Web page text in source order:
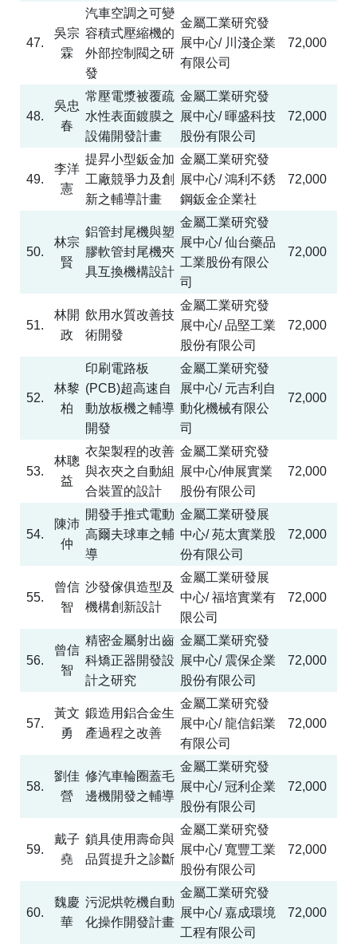
47.
吳宗
霖
汽車空調之可變
容積式壓縮機的
外部控制閥之研
發
金屬工業研究發
展中心/ 川淺企業
有限公司
72,000
48.
吳忠
春
常壓電漿被覆疏
水性表面鍍膜之
設備開發計畫
金屬工業研究發
展中心/ 暉盛科技
股份有限公司
72,000
49.
李洋
憲
提昇小型鈑金加
工廠競爭力及創
新之輔導計畫
金屬工業研究發
展中心/鴻利不銹
鋼鈑金企業社
72,000
50.
林宗
賢
鋁管封尾機與塑
膠軟管封尾機夾
具互換機構設計
金屬工業研究發
展中心/仙台藥品
工業股份有限公
司
72,000
51.
林開
政
飲用水質改善技
術開發
金屬工業研究發
展中心/品堅工業
股份有限公司
72,000
52.
林黎
柏
印刷電路板
(PCB)超高速自
動放板機之輔導
開發
金屬工業研究發
展中心/ 元吉利自
動化機械有限公
司
72,000
53.
林聰
益
衣架製程的改善
與衣夾之自動組
合裝置的設計
金屬工業研究發
展中心/伸展實業
股份有限公司
72,000
54.
陳沛
仲
開發手推式電動
高爾夫球車之輔
導
金屬工業研發展
中心/苑太實業股
份有限公司
72,000
55.
曾信
智
沙發傢俱造型及
機構創新設計
金屬工業研發展
中心/福培實業有
限公司
72,000
56.
曾信
智
精密金屬射出齒
科矯正器開發設
計之研究
金屬工業研究發
展中心/ 震保企業
股份有限公司
72,000
57.
黃文
勇
鍛造用鋁合金生
產過程之改善
金屬工業研究發
展中心/龍信鋁業
有限公司
72,000
58.
劉佳
營
修汽車輪圈蓋毛
邊機開發之輔導
金屬工業研究發
展中心/冠利企業
股份有限公司
72,000
59.
戴子
堯
鎖具使用壽命與
品質提升之診斷
金屬工業研究發
展中心/寬豐工業
股份有限公司
72,000
60.
魏慶
華
污泥烘乾機自動
化操作開發計畫
金屬工業研究發
展中心/嘉成環境
工程有限公司
72,000